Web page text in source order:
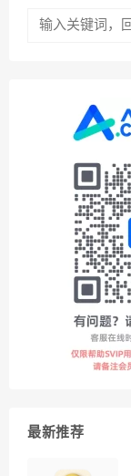
最新推荐